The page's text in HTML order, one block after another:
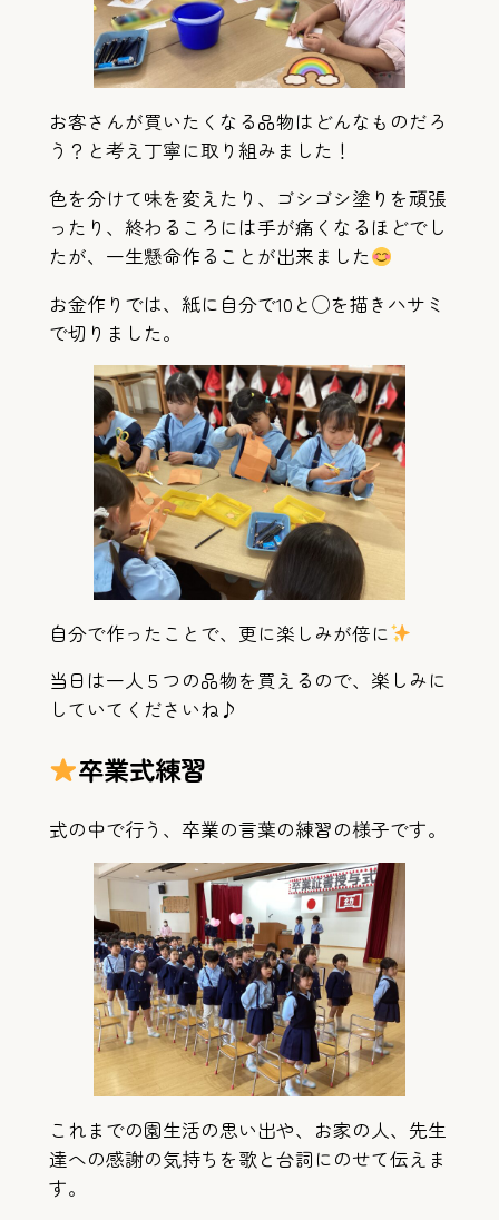
お客さんが買いたくなる品物はどんなものだろ
う？と考え丁寧に取り組みました！
色を分けて味を変えたり、ゴシゴシ塗りを頑張
ったり、終わるころには手が痛くなるほどでし
たが、一生懸命作ることが出来ました
お金作りでは、紙に自分で10と◯を描きハサミ
で切りました。
自分で作ったことで、更に楽しみが倍に
当日は一人５つの品物を買えるので、楽しみに
していてくださいね♪
卒業式練習
式の中で行う、卒業の言葉の練習の様子です。
これまでの園生活の思い出や、お家の人、先生
達への感謝の気持ちを歌と台詞にのせて伝えま
す。